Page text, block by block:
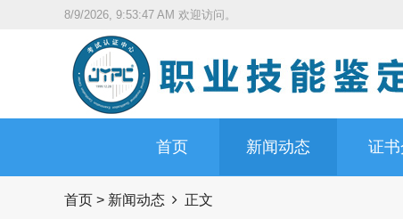
8/9/2026, 9:53:49 AM 欢迎访问。
首页 新闻动态 证
首页 > 新闻动态 正文